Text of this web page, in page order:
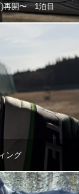
)再開〜 1泊目
ング